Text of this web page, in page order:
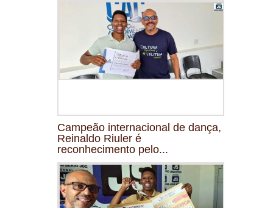
Campeão internacional de dança,
Reinaldo Riuler é
reconhecimento pelo...